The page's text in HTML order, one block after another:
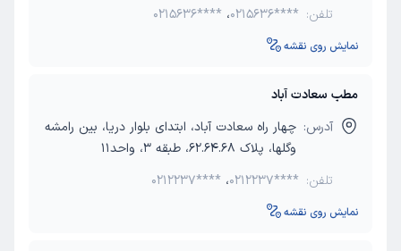
تلفن: 0215636**** ،0215636****
نمایش روی نقشه
مطب سعادت آباد
آدرس: چهار راه سعادت آباد، ابتدای بلوار دریا، بین رامشه
وگلها، پلاک 62.64.68، طبقه 3، واحد11
تلفن:
0212237**** ،0212237****
نمایش روی نقشه